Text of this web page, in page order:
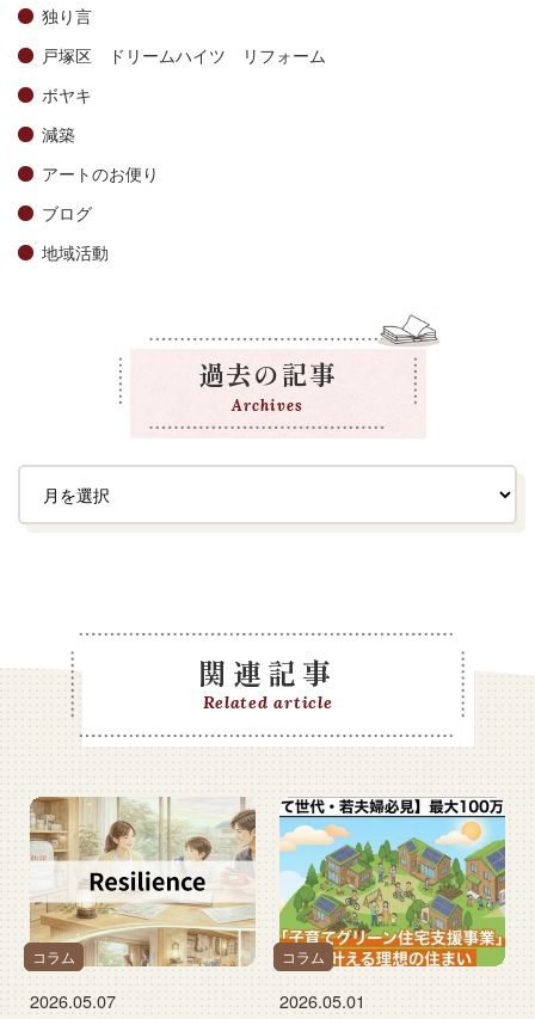
独り言
戸塚区 ドリームハイツ リフォーム
ボヤキ
減築
アートのお便り
ブログ
地域活動
過去の記事
Archives
関連記事
Related article
コラム
2026.05.07
コラム
2026.05.01